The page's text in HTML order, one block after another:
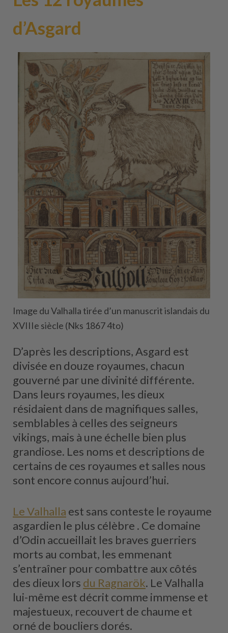
d’Asgard
Image du Valhalla tirée d’un manuscrit islandais du
XVIIIe siècle (Nks 1867 4to)
D’après les descriptions, Asgard est
divisée en douze royaumes, chacun
gouverné par une divinité différente.
Dans leurs royaumes, les dieux
résidaient dans de magnifiques salles,
semblables à celles des seigneurs
vikings, mais à une échelle bien plus
grandiose. Les noms et descriptions de
certains de ces royaumes et salles nous
sont encore connus aujourd’hui.
Le Valhalla est sans conteste le royaume
asgardien le plus célèbre . Ce domaine
d’Odin accueillait les braves guerriers
morts au combat, les emmenant
s’entraîner pour combattre aux côtés
des dieux lors du Ragnarök. Le Valhalla
lui-même est décrit comme immense et
majestueux, recouvert de chaume et
orné de boucliers dorés.